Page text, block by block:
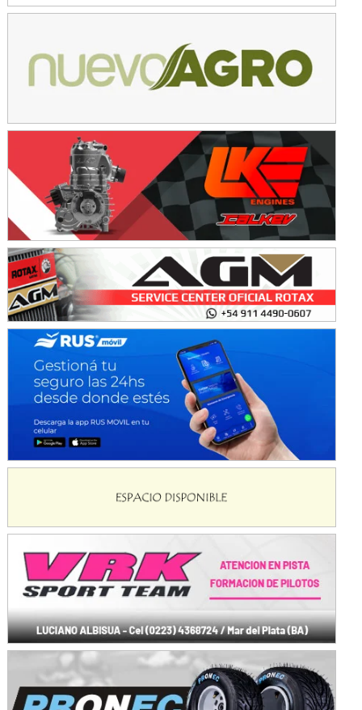
Trenque Lauquen (Buenos Aires)
ENTRERRIANO - F6 (POSTERGADA)
VICTORIENSE - F7
El Cerro (Tierra)
Victoria (Entre Ríos)
PATAGONICO - F6
Moto Club Reginense (Tierra)
Gral. E. Godoy (Río Negro)
CSK - F7
Juventud Unida (Tierra)
Humboldt (Santa Fe)
NORESTE SANTAFESINO - F6
Ciudad de Avellaneda (Asfalto)
Avellaneda (Santa Fe)
SUR SANTAFESINO - F4
Rufino (Santa Fe)
TUCUMANO - F5